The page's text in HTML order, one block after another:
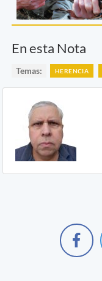
En esta Nota
Temas: HERENCIA